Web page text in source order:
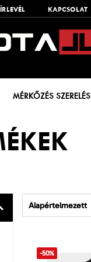
KAPCSOLAT
MÉRKŐZÉS SZERELÉS
Alapértelmezett
-50%